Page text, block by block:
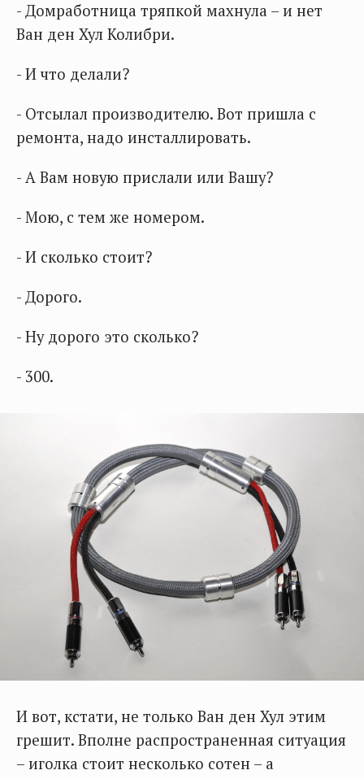
- Домработница тряпкой махнула – и нет
Ван ден Хул Колибри.
- И что делали?
- Отсылал производителю. Вот пришла с
ремонта, надо инсталлировать.
- А Вам новую прислали или Вашу?
- Мою, с тем же номером.
- И сколько стоит?
- Дорого.
- Ну дорого это сколько?
- 300.
И вот, кстати, не только Ван ден Хул этим
грешит. Вполне распространенная ситуация
– иголка стоит несколько сотен – а